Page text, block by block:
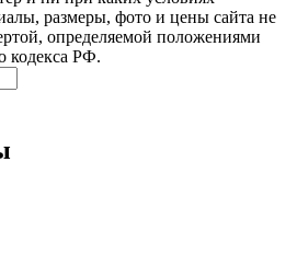
размеры, фото и цены сайта не
определяемой положениями
кодекса РФ.